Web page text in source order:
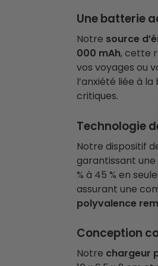
Une batterie
Notre source
000 mAh, cette
vos voyages ou
l’anxiété liée à
critiques.
Technologie
Notre dispositif
garantissant une
% à 45 % en
assurant une
polyvalence
Conception
Notre chargeur